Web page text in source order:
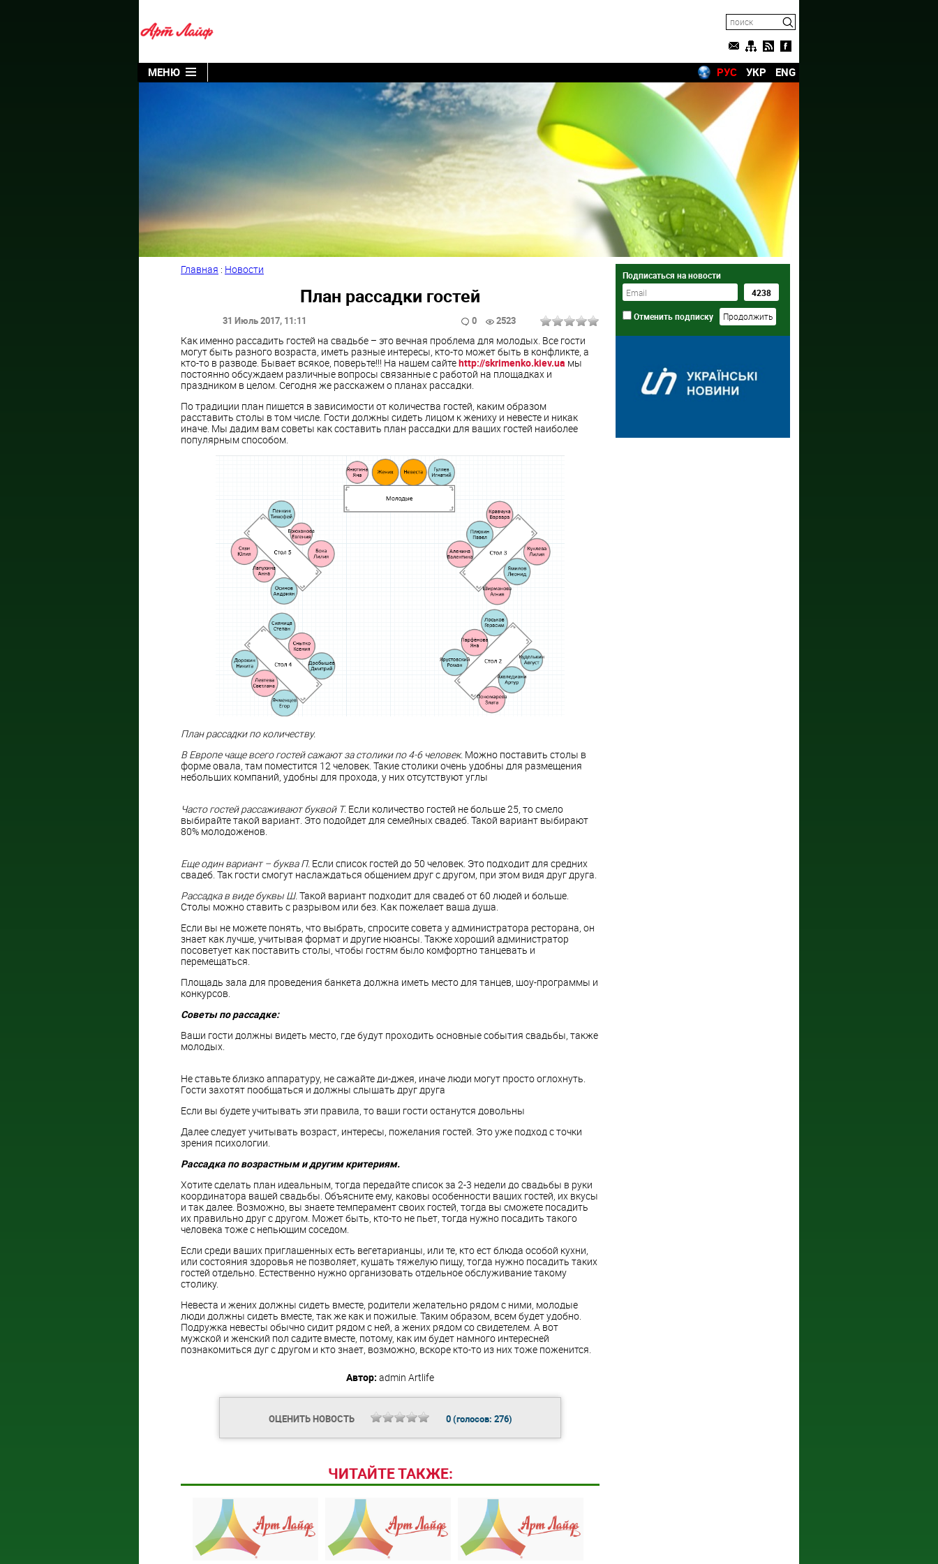
МЕНЮ РУС УКР ENG
Главная : Новости
План рассадки гостей
31 Июль 2017, 11:11 0 2523
Как именно рассадить гостей на свадьбе – это вечная проблема для молодых. Все гости
могут быть разного возраста, иметь разные интересы, кто-то может быть в конфликте, а
кто-то в разводе. Бывает всякое, поверьте!!! На нашем сайтеhttp://skrimenko.kiev.ua мы
постоянно обсуждаем различные вопросы связанные с работой на площадках и
праздником в целом. Сегодня же расскажем о планах рассадки.
По традиции план пишется в зависимости от количества гостей, каким образом
расставить столы в том числе. Гости должны сидеть лицом к жениху и невесте и никак
иначе. Мы дадим вам советы как составить план рассадки для ваших гостей наиболее
популярным способом.
План рассадки по количеству.
В Европе чаще всего гостей сажают за столики по 4-6 человек. Можно поставить столы в
форме овала, там поместится 12 человек. Такие столики очень удобны для размещения
небольших компаний, удобны для прохода, у них отсутствуют углы
Часто гостей рассаживают буквой Т. Если количество гостей не больше 25, то смело
выбирайте такой вариант. Это подойдет для семейных свадеб. Такой вариант выбирают
80% молодоженов.
Еще один вариант – буква П. Если список гостей до 50 человек. Это подходит для средних
свадеб. Так гости смогут наслаждаться общением друг с другом, при этом видя друг друга.
Рассадка в виде буквы Ш.Такой вариант подходит для свадеб от 60 людей и больше.
Столы можно ставить с разрывом или без. Как пожелает ваша душа.
Если вы не можете понять, что выбрать, спросите совета у администратора ресторана, он
знает как лучше, учитывая формат и другие нюансы. Также хороший администратор
посоветует как поставить столы, чтобы гостям было комфортно танцевать и
перемещаться.
Площадь зала для проведения банкета должна иметь место для танцев, шоу-программы и
конкурсов.
Советы по рассадке:
Ваши гости должны видеть место, где будут проходить основные события свадьбы, также
молодых.
Не ставьте близко аппаратуру, не сажайте ди-джея, иначе люди могут просто оглохнуть.
Гости захотят пообщаться и должны слышать друг друга
Если вы будете учитывать эти правила, то ваши гости останутся довольны
Далее следует учитывать возраст, интересы, пожелания гостей. Это уже подход с точки
зрения психологии.
Рассадка по возрастным и другим критериям.
Хотите сделать план идеальным, тогда передайте список за 2-3 недели до свадьбы в руки
координатора вашей свадьбы. Объясните ему, каковы особенности ваших гостей, их вкусы
и так далее. Возможно, вы знаете темперамент своих гостей, тогда вы сможете посадить
их правильно друг с другом. Может быть, кто-то не пьет, тогда нужно посадить такого
человека тоже с непьющим соседом.
Если среди ваших приглашенных есть вегетарианцы, или те, кто ест блюда особой кухни,
или состояния здоровья не позволяет, кушать тяжелую пищу, тогда нужно посадить таких
гостей отдельно. Естественно нужно организовать отдельное обслуживание такому
столику.
Невеста и жених должны сидеть вместе, родители желательно рядом с ними, молодые
люди должны сидеть вместе, так же как и пожилые. Таким образом, всем будет удобно.
Подружка невесты обычно сидит рядом с ней, а жених рядом со свидетелем. А вот
мужской и женский пол садите вместе, потому, как им будет намного интересней
познакомиться дуг с другом и кто знает, возможно, вскоре кто-то из них тоже поженится.
Автор: admin Artlife
ОЦЕНИТЬ НОВОСТЬ 0(голосов: 276)
ЧИТАЙТЕ ТАКЖЕ:
Подписаться на новости
Отменить подписку